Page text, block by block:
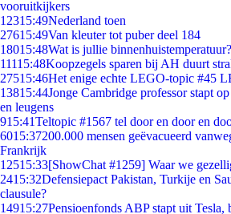
vooruitkijkers
12315:49Nederland toen
27615:49Van kleuter tot puber deel 184
18015:48Wat is jullie
11115:48Koopzegels sparen bij AH duurt
27515:46Het enige echte LEGO-topic #45
13815:44Jonge Cambridge professor stapt
en leugens
915:41Teltopic #1567 tel door en door en
6015:37200.000 mensen geëvacueerd
Frankrijk
12515:33[ShowChat #1259] Waar we
2415:32Defensiepact Pakistan, Turkije en
clausule?
14915:27Pensioenfonds ABP stapt uit